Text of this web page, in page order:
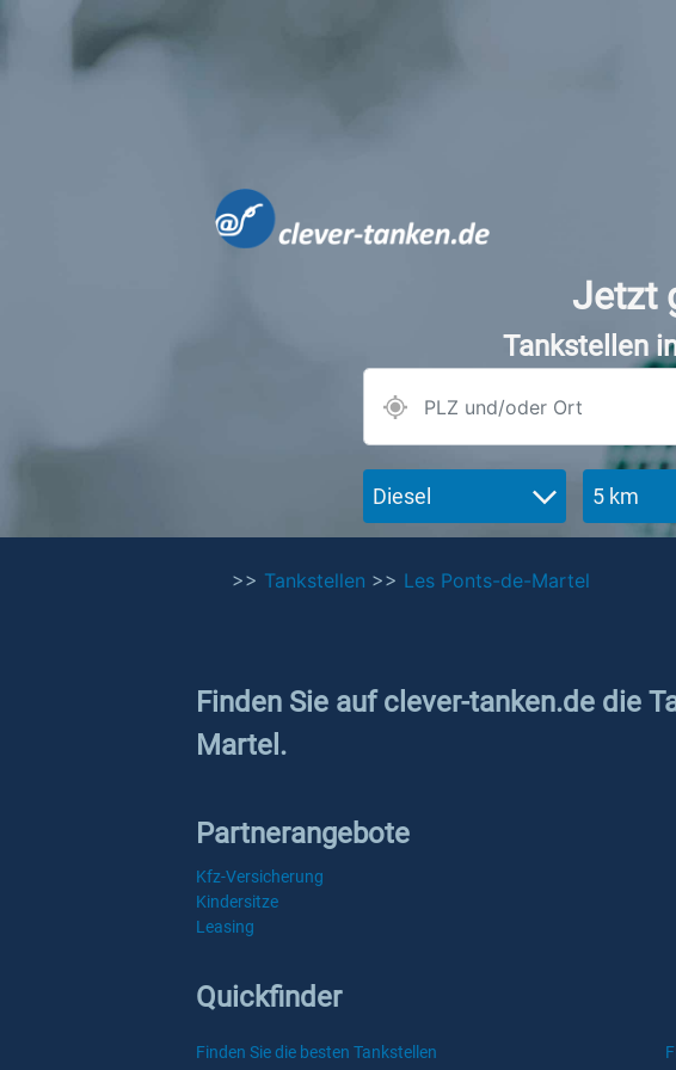
Jetzt
Tankstellen
Diesel 5 km
>> Tankstellen >> Les Ponts-de-Martel
Finden Sie auf clever-tanken.de die
Martel.
Partnerangebote
Kfz-Versicherung
Kindersitze
Leasing
Quickfinder
Finden Sie die besten Tankstellen